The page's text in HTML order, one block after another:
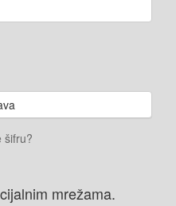
šifru?
mrežama.